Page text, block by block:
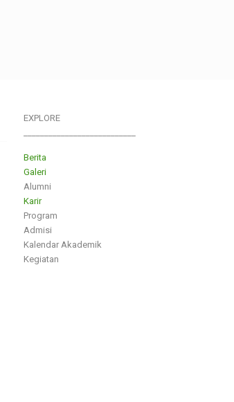
EXPLORE
Berita
Galeri
Alumni
Karir
Program
Admisi
Kalendar Akademik
Kegiatan